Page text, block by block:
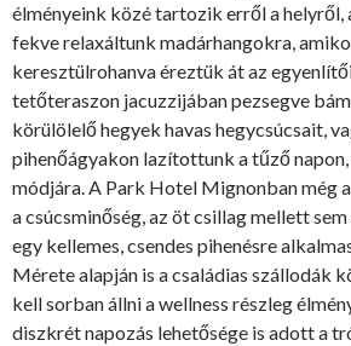
élményeink közé tartozik erről a
fekve relaxáltunk madárhangokra,
keresztülrohanva éreztük át az
tetőteraszon jacuzzijában pezsegve
körülölelő hegyek havas hegycsúcsait,
pihenőágyakon lazítottunk a tűző
módjára. A Park Hotel Mignonban még
a csúcsminőség, az öt csillag mellett sem
egy kellemes, csendes pihenésre
Mérete alapján is a családias szállodák
kell sorban állni a wellness részleg
diszkrét napozás lehetősége is adott a